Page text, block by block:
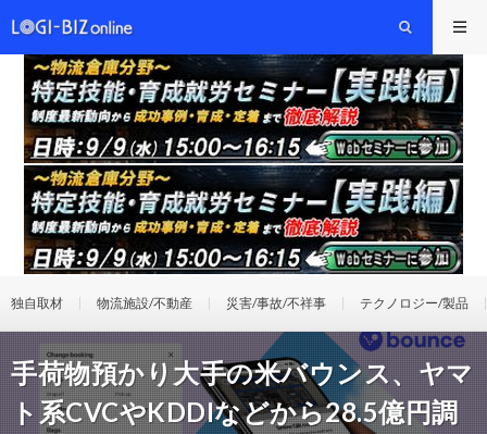
独自取材 物流施設/不動産 災害/事故/不祥事 テクノロジー/製品
手荷物預かり大手の米バウンス、ヤマ
ト系CVCやKDDIなどから28.5億円調